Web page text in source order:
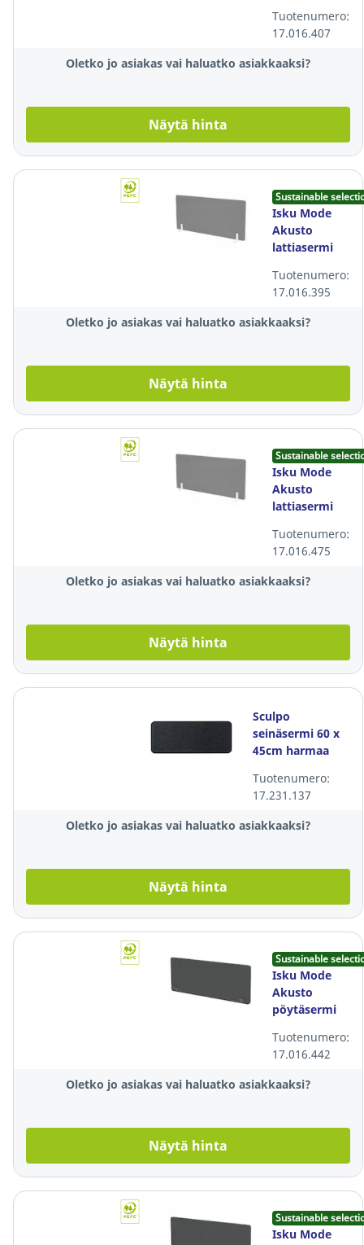
harmaa
Tuotenumero:
17.016.407
Oletko jo asiakas vai haluatko asiakkaaksi?
Näytä hinta
Sustainable
Isku Mode
Akusto
lattiasermi
harmaa
Tuotenumero:
17.016.395
Oletko jo asiakas vai haluatko asiakkaaksi?
Näytä hinta
Sustainable
Isku Mode
Akusto
lattiasermi
harmaa
Tuotenumero:
17.016.475
Oletko jo asiakas vai haluatko asiakkaaksi?
Näytä hinta
Sculpo
seinäsermi 60 x
45cm harmaa
Tuotenumero:
17.231.137
Oletko jo asiakas vai haluatko asiakkaaksi?
Näytä hinta
Sustainable
Isku Mode
Akusto
pöytäsermi
harmaa,
sivuun
asennettava
Tuotenumero:
17.016.442
Oletko jo asiakas vai haluatko asiakkaaksi?
Näytä hinta
Sustainable
Isku Mode